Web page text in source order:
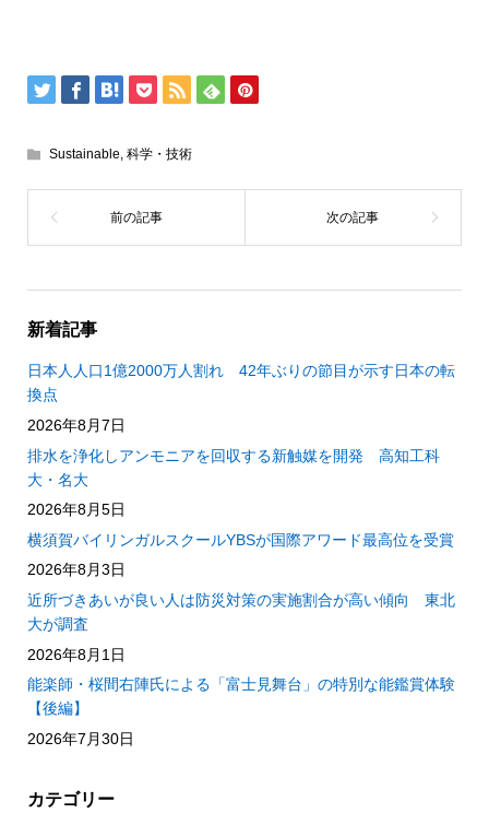
Sustainable, 科学・技術
新着記事
日本人人口1億2000万人割れ 42年ぶりの節目が示す日本の転
換点
2026年8月7日
排水を浄化しアンモニアを回収する新触媒を開発 高知工科
大・名大
2026年8月5日
横須賀バイリンガルスクールYBSが国際アワード最高位を受賞
2026年8月3日
近所づきあいが良い人は防災対策の実施割合が高い傾向 東北
大が調査
2026年8月1日
能楽師・桜間右陣氏による「富士見舞台」の特別な能鑑賞体験
【後編】
2026年7月30日
カテゴリー